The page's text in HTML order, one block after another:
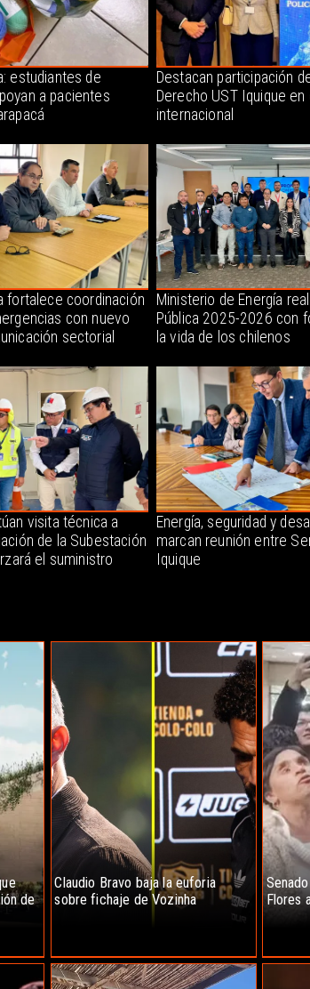
estudiantes de
a pacientes
Destacan participación
Derecho UST Iquique
internacional
fortalece coordinación
con nuevo
sectorial
Ministerio de Energía
Pública 2025-2026 con
la vida de los chilenos
visita técnica a
de la Subestación
el suministro
Energía, seguridad y
marcan reunión entre
Iquique
de
Claudio Bravo baja la euforia
sobre fichaje de Vozinha
Flores